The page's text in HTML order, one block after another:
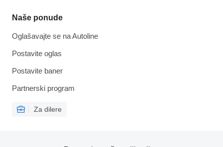
Naše ponude
Oglašavajte se na Autoline
Postavite oglas
Postavite baner
Partnerski program
Za dilere